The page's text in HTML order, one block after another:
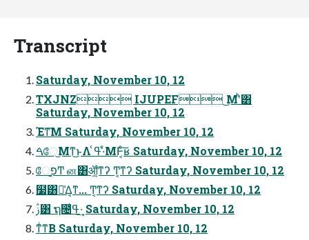
Transcript
Saturday, November 10, 12
TXJNZ IJUPEF ͜Μʹͪ͸
Saturday, November 10, 12
Έͳ͞Μ Saturday, November 10, 12
ࠓே͜Μͳ͜ͱΛ ߟ͑·ͤΜͰ͔ͨ͠ʁ Saturday, November 10, 12
ேפ͍͚Ͳ ன͸ॵ͍͔ͳʔ Ͳ͏͔ͳʔ Saturday, November 10, 12
໷͸ྫྷ͑Δ͔ͳ... Ͳ͏͔ͳʔ Saturday, November 10, 12
ࢲ͸ ຖ೔ߟ͑·͢ Saturday, November 10, 12
ͳͥͳΒ Saturday, November 10, 12